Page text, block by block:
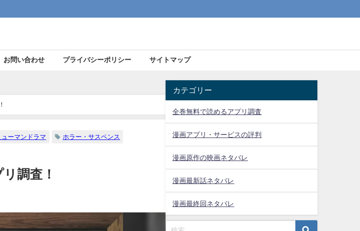
お問い合わせ プライバシーポリシー サイトマップ
ューマンドラマ ホラー・サスペンス
調査！
カテゴリー
全巻無料で読めるアプリ調査
漫画アプリ・サービスの評判
漫画原作の映画ネタバレ
漫画最新話ネタバレ
漫画最終回ネタバレ